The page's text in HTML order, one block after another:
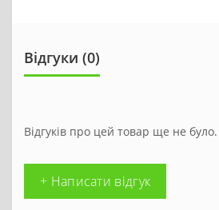
Відгуки (0)
Відгуків про цей товар ще не було.
+ Написати відгук